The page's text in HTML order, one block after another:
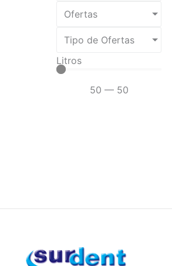
Ofertas
Tipo de Ofertas
Litros
50 — 50